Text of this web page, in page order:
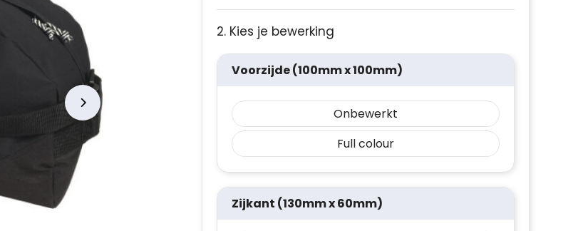
2. Kies je bewerking
Voorzijde (100mm x 100mm)
Onbewerkt
Full colour
Zijkant (130mm x 60mm)